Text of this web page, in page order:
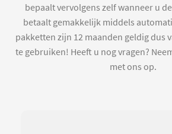
bepaalt vervolgens zelf wanneer u
betaalt gemakkelijk middels
pakketten zijn 12 maanden geldig dus
te gebruiken! Heeft u nog vragen?
met ons op.